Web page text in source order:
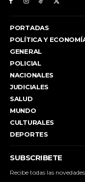
PORTADAS
POLÍTICA Y
GENERAL
POLICIAL
NACIONALES
JUDICIALES
SALUD
MUNDO
CULTURALES
DEPORTES
SUBSCRIBETE
Recibe todas las